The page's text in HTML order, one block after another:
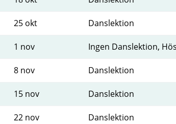
25 okt Danslektion
1 nov Ingen Danslektion,
8 nov Danslektion
15 nov Danslektion
22 nov Danslektion